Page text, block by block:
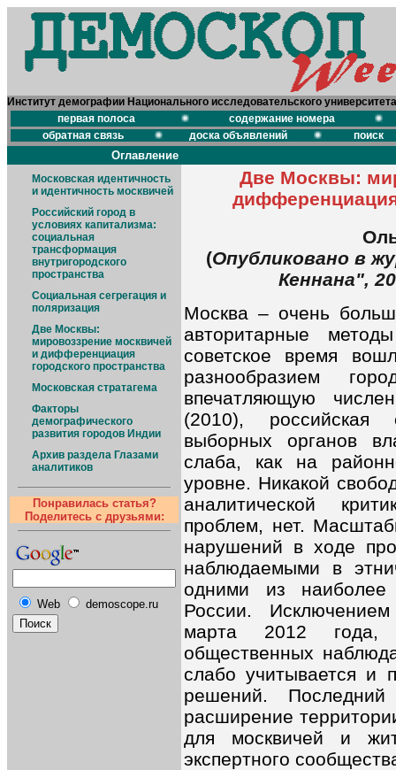
Институт демографии Национального исследовательского
первая полоса
содержание номера
обратная связь
доска объявлений поиск
Оглавление
Московская идентичность
и идентичность москвичей
Российский город в
условиях капитализма:
социальная
трансформация
внутригородского
пространства
Социальная сегрегация и
поляризация
Две Москвы:
мировоззрение москвичей
и дифференциация
городского пространства
Московская стратагема
Факторы
демографического
развития городов Индии
Архив раздела Глазами
аналитиков
Понравилась статья?
Поделитесь с друзьями:
Web demoscope.ru
Две Москвы:
дифференциация
(Опубликовано в
Кеннана",
Москва – очень
авторитарные
советское время
разнообразием
впечатляющую
(2010), российская
выборных органов
слаба, как на
уровне. Никакой
аналитической
проблем, нет.
нарушений в ходе
наблюдаемыми в
одними из наиболее
России.
марта 2012 года,
общественных
слабо учитывается и
решений.
расширение
для москвичей и
экспертного